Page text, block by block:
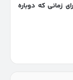
زمانی که دوباره